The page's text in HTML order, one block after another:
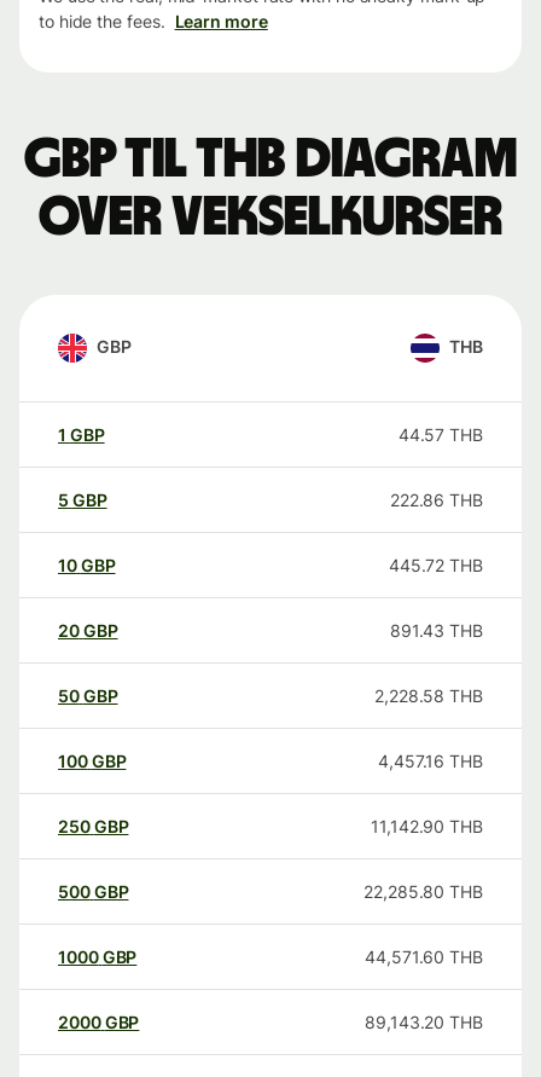
to hide the fees. Learn more
GBP til THB Diagram
over vekselkurser
GBP THB
1 GBP 44.57 THB
5 GBP 222.86 THB
10GBP 445.72 THB
20GBP 891.43 THB
50GBP 2,228.58 THB
100GBP 4,457.16 THB
250GBP 11,142.90 THB
500GBP 22,285.80 THB
1000GBP 44,571.60 THB
2000GBP 89,143.20 THB